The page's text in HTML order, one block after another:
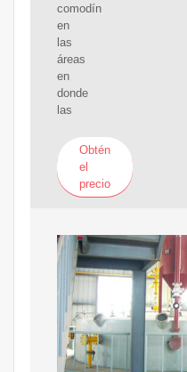
comodín
en
las
áreas
en
donde
las
Obtén
el
precio